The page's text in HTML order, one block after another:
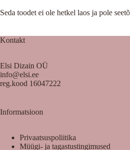
Seda toodet ei ole hetkel laos ja pole
Kontakt
Elsi Dizain OÜ
info@elsi.ee
reg.kood 16047222
Informatsioon
Privaatsuspoliitika
Müügi- ja tagastustingimused